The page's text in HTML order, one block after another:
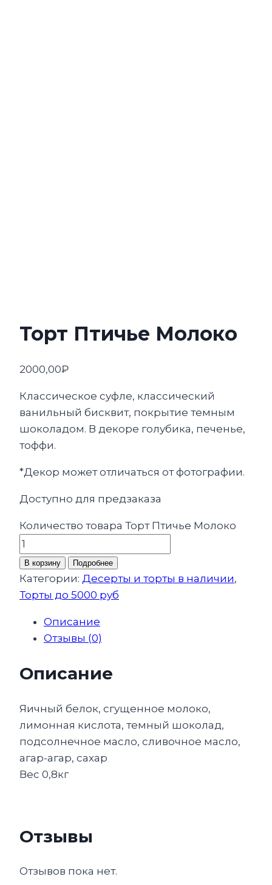
Торт Птичье Молоко
2000,00₽
Классическое суфле, классический
ванильный бисквит, покрытие темным
шоколадом. В декоре голубика, печенье,
тоффи.
*Декор может отличаться от фотографии.
Доступно для предзаказа
Количество товара Торт Птичье Молоко
В корзину Подробнее
Категории: Десерты и торты в наличии,
Торты до 5000 руб
Описание
Отзывы (0)
Описание
Яичный белок, сгущенное молоко,
лимонная кислота, темный шоколад,
подсолнечное масло, сливочное масло,
агар-агар, сахар
Вес 0,8кг
Отзывы
Отзывов пока нет.